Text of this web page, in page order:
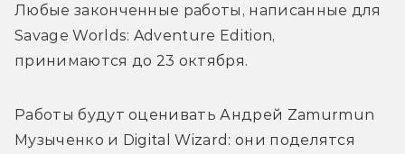
Любые законченные работы
Savage Worlds: Adventure Edition,
принимаются до 23 октября.
Работы будут оценивать Андрей
Музыченко и Digital Wizard: они поделятся